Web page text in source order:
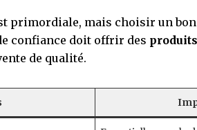
primordiale, mais choisir un
confiance doit offrir des
de qualité.